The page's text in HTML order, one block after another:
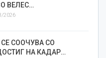
ВЕЛЕС…
2026
СООЧУВА СО
НА КАДАР…